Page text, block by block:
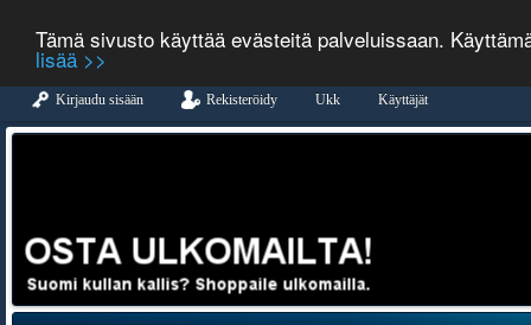
Tämä sivusto käyttää evästeitä palveluissaan.
lisää >>
Kirjaudu sisään Rekisteröidy Ukk Käyttäjät